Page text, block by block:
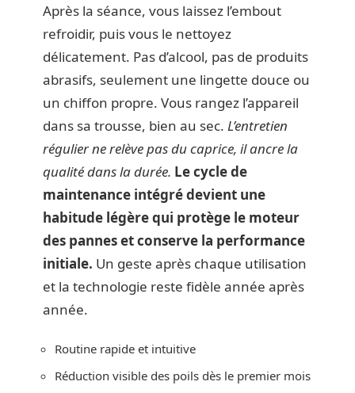
Après la séance, vous laissez l’embout
refroidir, puis vous le nettoyez
délicatement. Pas d’alcool, pas de produits
abrasifs, seulement une lingette douce ou
un chiffon propre. Vous rangez l’appareil
dans sa trousse, bien au sec. L’entretien
régulier ne relève pas du caprice, il ancre la
qualité dans la durée. Le cycle de
maintenance intégré devient une
habitude légère qui protège le moteur
des pannes et conserve la performance
initiale. Un geste après chaque utilisation
et la technologie reste fidèle année après
année.
Routine rapide et intuitive
Réduction visible des poils dès le premier mois